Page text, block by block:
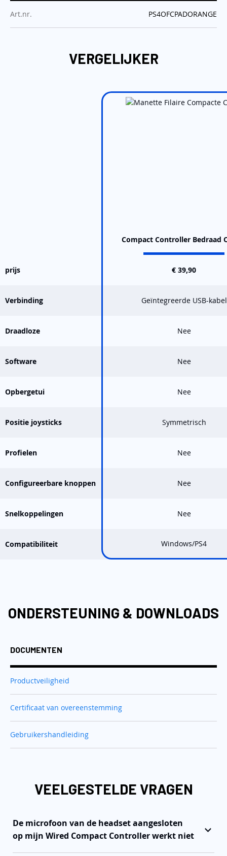
Art.nr. :PS4OFCPADORANGE
VERGELIJKER
Compact Controller Bedraad
prijs € 39,90
Verbinding Geïntegreerde USB-kabel
Draadloze Nee
Software Nee
Opbergetui Nee
Positie joysticks Symmetrisch
Profielen Nee
Configureerbare knoppen Nee
Snelkoppelingen Nee
Compatibiliteit Windows/PS4
ONDERSTEUNING & DOWNLOADS
DOCUMENTEN
Productveiligheid
Certificaat van overeenstemming
Gebruikershandleiding
VEELGESTELDE VRAGEN
De microfoon van de headset aangesloten
op mijn Wired Compact Controller werkt niet